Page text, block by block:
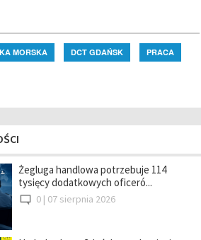
MORSKA DCT GDAŃSK PRACA
Żegluga handlowa potrzebuje 114
tysięcy dodatkowych oficeró...
0 | 07 sierpnia 2026